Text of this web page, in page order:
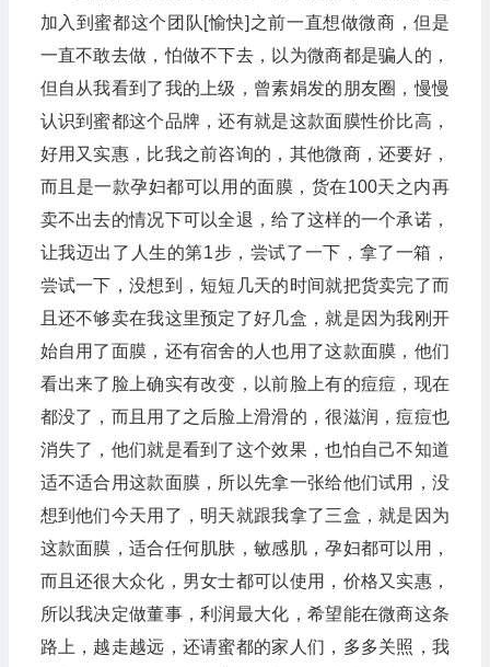
加入到蜜都这个团队[愉快]之前一直想做微商，但是
一直不敢去做，怕做不下去，以为微商都是骗人的，
但自从我看到了我的上级，曾素娟发的朋友圈，慢慢
认识到蜜都这个品牌，还有就是这款面膜性价比高，
好用又实惠，比我之前咨询的，其他微商，还要好，
而且是一款孕妇都可以用的面膜，货在100天之内再
卖不出去的情况下可以全退，给了这样的一个承诺，
让我迈出了人生的第1步，尝试了一下，拿了一箱，
尝试一下，没想到，短短几天的时间就把货卖完了而
且还不够卖在我这里预定了好几盒，就是因为我刚开
始自用了面膜，还有宿舍的人也用了这款面膜，他们
看出来了脸上确实有改变，以前脸上有的痘痘，现在
都没了，而且用了之后脸上滑滑的，很滋润，痘痘也
消失了，他们就是看到了这个效果，也怕自己不知道
适不适合用这款面膜，所以先拿一张给他们试用，没
想到他们今天用了，明天就跟我拿了三盒，就是因为
这款面膜，适合任何肌肤，敏感肌，孕妇都可以用，
而且还很大众化，男女士都可以使用，价格又实惠，
所以我决定做董事，利润最大化，希望能在微商这条
路上，越走越远，还请蜜都的家人们，多多关照，我